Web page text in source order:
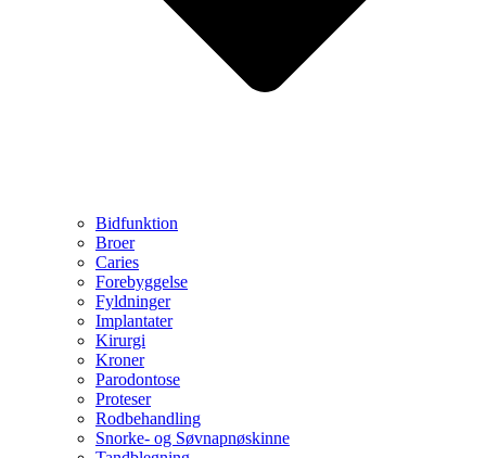
Bidfunktion
Broer
Caries
Forebyggelse
Fyldninger
Implantater
Kirurgi
Kroner
Parodontose
Proteser
Rodbehandling
Snorke- og Søvnapnøskinne